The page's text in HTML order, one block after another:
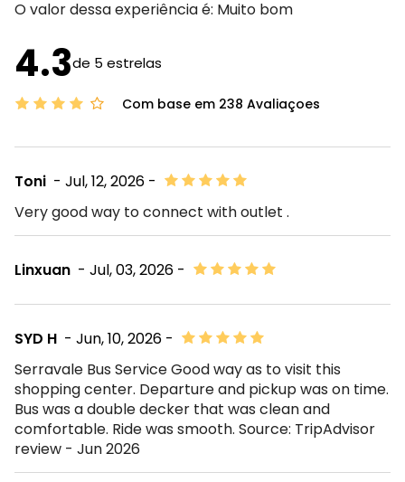
O valor dessa experiência é: Muito bom
4.3de 5 estrelas
Com base em 238 Avaliaçoes
- Jul, 12, 2026 -
Toni
Very good way to connect with outlet .
- Jul, 03, 2026 -
Linxuan
- Jun, 10, 2026 -
SYD H
Serravale Bus Service Good way as to visit this
shopping center. Departure and pickup was on time.
Bus was a double decker that was clean and
comfortable. Ride was smooth. Source: TripAdvisor
review - Jun 2026